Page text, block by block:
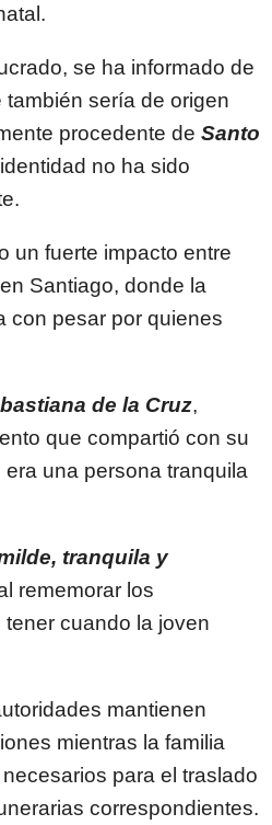
se ha informado de
sería de origen
procedente de Santo
no ha sido
un fuerte impacto entre
Santiago, donde la
con pesar por quienes
de la Cruz,
que compartió con su
una persona tranquila
tranquila y
rememorar los
cuando la joven
mantienen
mientras la familia
para el traslado
correspondientes.